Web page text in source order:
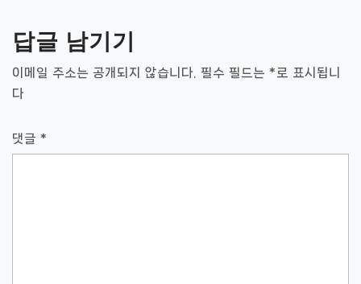
게
이
션
답글 남기기
이메일 주소는 공개되지 않습니다. 필수 필드는 * 로 표시됩니
다
댓글 *